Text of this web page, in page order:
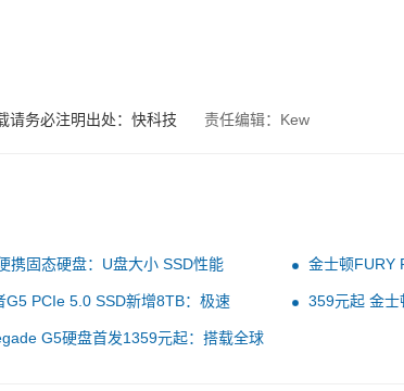
请务必注明出处：快科技 责任编辑：Kew
携固态硬盘：U盘大小 SSD性能
金士顿FURY
G5 PCIe 5.0 SSD新增8TB：极速
359元起 金士
G5硬盘首发1359元起：搭载全球